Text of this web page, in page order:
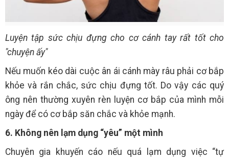
Luyện tập sức chịu đựng cho cơ cánh tay rất tốt cho
"chuyện ấy"
Nếu muốn kéo dài cuộc ân ái cánh mày râu phải cơ bắp
khỏe và rắn chắc, sức chịu đựng tốt. Do vậy các quý
ông nên thường xuyên rèn luyện cơ bắp của mình mỗi
ngày để có cơ bắp săn chắc và khỏe mạnh.
6. Không nên lạm dụng “yêu” một mình
Chuyên gia khuyến cáo nếu quá lạm dụng việc “tự